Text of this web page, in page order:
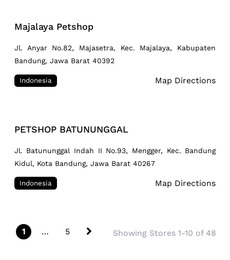
Majalaya Petshop
Jl. Anyar No.82, Majasetra, Kec. Majalaya, Kabupaten
Bandung, Jawa Barat 40392
Indonesia Map Directions
PETSHOP BATUNUNGGAL
Jl. Batununggal Indah II No.93, Mengger, Kec. Bandung
Kidul, Kota Bandung, Jawa Barat 40267
Indonesia Map Directions
Posts navigation
1 … 5 Older postsShowing Stores 1-10 of 48